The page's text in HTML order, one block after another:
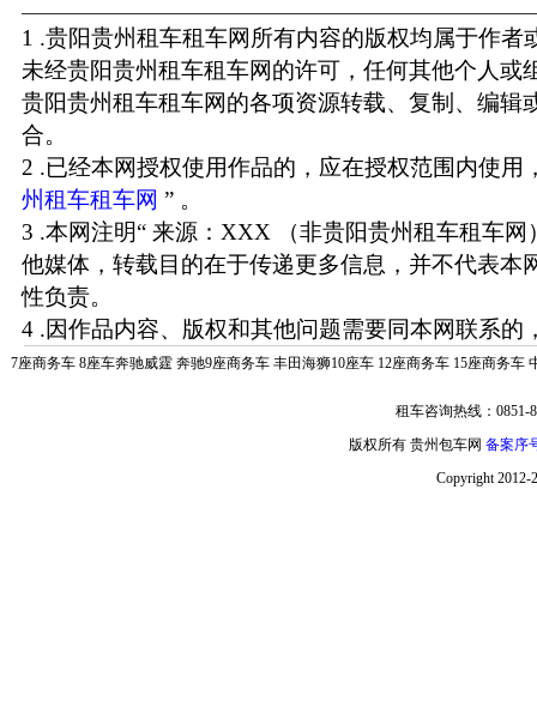
1 .贵阳贵州租车租车网所有内容的版权均属于作者
未经贵阳贵州租车租车网的许可，任何其他个人或
贵阳贵州租车租车网的各项资源转载、复制、编辑
合。
2 .已经本网授权使用作品的，应在授权范围内使用
州租车租车网 ” 。
3 .本网注明“ 来源：XXX （非贵阳贵州租车租车网
他媒体，转载目的在于传递更多信息，并不代表本
性负责。
4 .因作品内容、版权和其他问题需要同本网联系的
7座商务车 8座车奔驰威霆 奔驰9座商务车 丰田海狮10座车 12座商务车 15座商务车
租车咨询热线：0851-
版权所有 贵州包车网 备案序
Copyright 2012-